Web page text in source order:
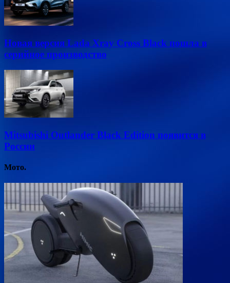
Новая версия Lada Xray Cross Black пошла в
серийное производство
Mitsubishi Outlander Black Edition появится в
России
Мото.